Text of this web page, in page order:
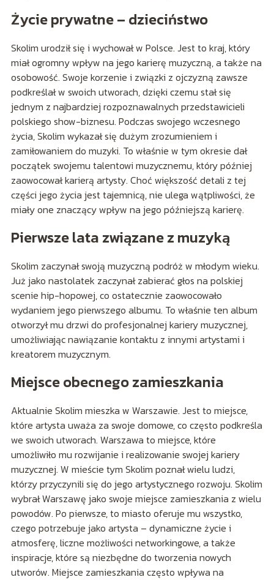
Życie prywatne – dzieciństwo
Skolim urodził się i wychował w Polsce. Jest to kraj, który
miał ogromny wpływ na jego karierę muzyczną, a także na
osobowość. Swoje korzenie i związki z ojczyzną zawsze
podkreślał w swoich utworach, dzięki czemu stał się
jednym z najbardziej rozpoznawalnych przedstawicieli
polskiego show-biznesu. Podczas swojego wczesnego
życia, Skolim wykazał się dużym zrozumieniem i
zamiłowaniem do muzyki. To właśnie w tym okresie dał
początek swojemu talentowi muzycznemu, który później
zaowocował karierą artysty. Choć większość detali z tej
części jego życia jest tajemnicą, nie ulega wątpliwości, że
miały one znaczący wpływ na jego późniejszą karierę.
Pierwsze lata związane z muzyką
Skolim zaczynał swoją muzyczną podróż w młodym wieku.
Już jako nastolatek zaczynał zabierać głos na polskiej
scenie hip-hopowej, co ostatecznie zaowocowało
wydaniem jego pierwszego albumu. To właśnie ten album
otworzył mu drzwi do profesjonalnej kariery muzycznej,
umożliwiając nawiązanie kontaktu z innymi artystami i
kreatorem muzycznym.
Miejsce obecnego zamieszkania
Aktualnie Skolim mieszka w Warszawie. Jest to miejsce,
które artysta uważa za swoje domowe, co często podkreśla
we swoich utworach. Warszawa to miejsce, które
umożliwiło mu rozwijanie i realizowanie swojej kariery
muzycznej. W mieście tym Skolim poznał wielu ludzi,
którzy przyczynili się do jego artystycznego rozwoju. Skolim
wybrał Warszawę jako swoje miejsce zamieszkania z wielu
powodów. Po pierwsze, to miasto oferuje mu wszystko,
czego potrzebuje jako artysta – dynamiczne życie i
atmosferę, liczne możliwości networkingowe, a także
inspiracje, które są niezbędne do tworzenia nowych
utworów. Miejsce zamieszkania często wpływa na